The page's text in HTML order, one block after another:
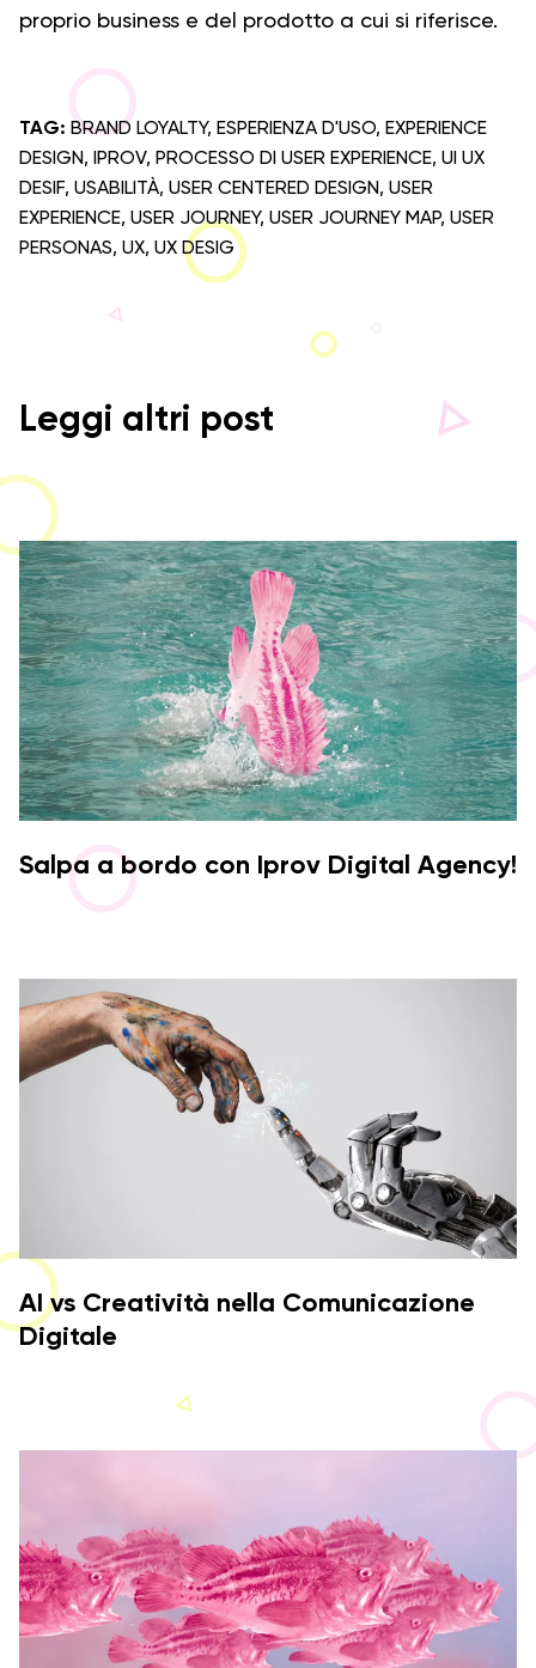
proprio business e del prodotto a cui si riferisce.
TAG: BRAND LOYALTY, ESPERIENZA D'USO, EXPERIENCE
DESIGN, IPROV, PROCESSO DI USER EXPERIENCE, UI UX
DESIF, USABILITÀ, USER CENTERED DESIGN, USER
EXPERIENCE, USER JOURNEY, USER JOURNEY MAP, USER
PERSONAS, UX, UX DESIG
Leggi altri post
Salpa a bordo con Iprov Digital Agency!
AI vs Creatività nella Comunicazione
Digitale